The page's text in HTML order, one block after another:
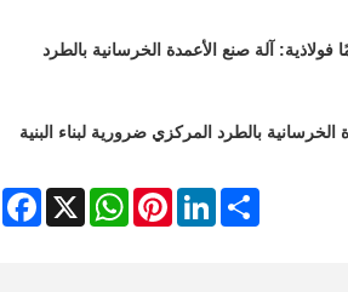
آلة صنع الأعمدة الخرسانية بالطرد
الخرسانية بالطرد المركزي ضرورية لبناء البنية
X
WhatsAppPinterestLinkedInShare